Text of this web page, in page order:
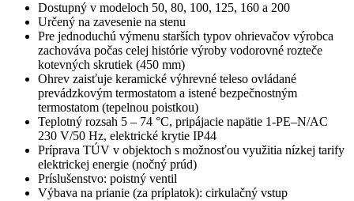
Dostupný v modeloch 50, 80, 100, 125, 160 a 200
Určený na zavesenie na stenu
Pre jednoduchú výmenu starších typov ohrievačov výrobca
zachováva počas celej histórie výroby vodorovné rozteče
kotevných skrutiek (450 mm)
Ohrev zaisťuje keramické výhrevné teleso ovládané
prevádzkovým termostatom a istené bezpečnostným
termostatom (tepelnou poistkou)
Teplotný rozsah 5 – 74 °C, pripájacie napätie 1-PE–N/AC
230 V/50 Hz, elektrické krytie IP44
Príprava TÚV v objektoch s možnosťou využitia nízkej tarify
elektrickej energie (nočný prúd)
Príslušenstvo: poistný ventil
Výbava na prianie (za príplatok): cirkulačný vstup